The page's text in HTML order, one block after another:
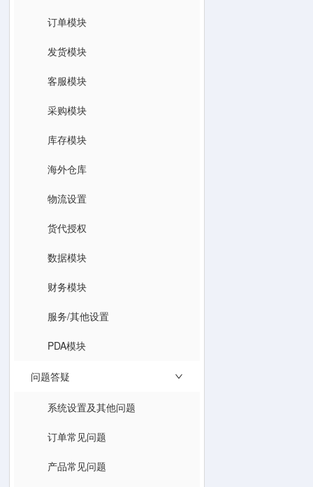
订单模块
发货模块
客服模块
采购模块
库存模块
海外仓库
物流设置
货代授权
数据模块
财务模块
服务/其他设置
PDA模块
问题答疑
系统设置及其他问题
订单常见问题
产品常见问题